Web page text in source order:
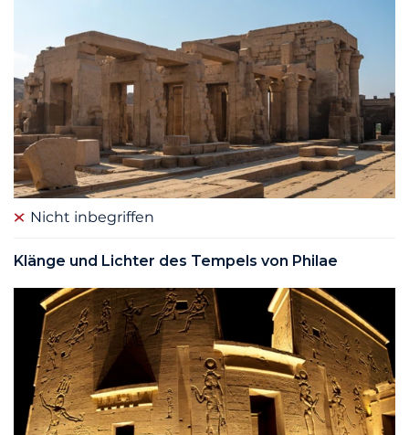
Nicht inbegriffen
Klänge und Lichter des Tempels von Philae